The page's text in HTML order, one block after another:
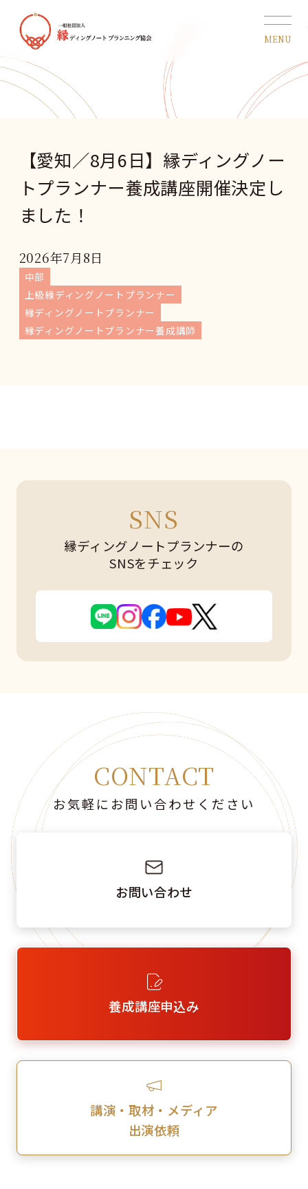
【愛知／8月6日】縁ディングノー
トプランナー養成講座開催決定し
ました！
2026年7月8日
中部
上級縁ディングノートプランナー
縁ディングノートプランナー
縁ディングノートプランナー養成講師
SNS
縁ディングノートプランナーの
SNSをチェック
CONTACT
お気軽にお問い合わせください
お問い合わせ
養成講座申込み
講演・取材・メディア
出演依頼